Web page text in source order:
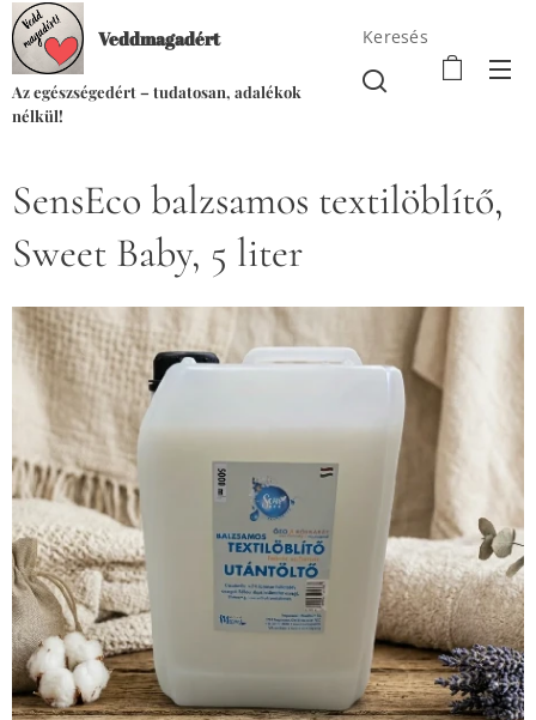
Veddmagadért
Az egészségedért – tudatosan, adalékok
nélkül!
Keresés
SensEco balzsamos textilöblítő,
Sweet Baby, 5 liter